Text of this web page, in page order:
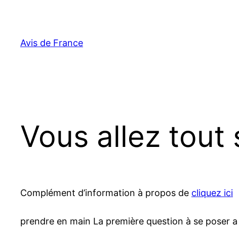
contenu
Avis de France
Vous allez tout
Complément d’information à propos de cliquez ici
prendre en main La première question à se poser